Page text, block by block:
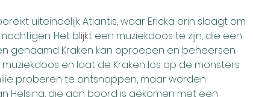
Het blijkt een muziekdoos te zijn, die een
genaamd Kraken kan oproepen en beheersen.
en laat de Kraken los op de monsters.
proberen te ontsnappen, maar worden
Helsing, die aan boord is gekomen met een